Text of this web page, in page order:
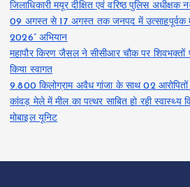
जिलाधिकारी मयूर दीक्षित एवं वरिष्ठ पुलिस अधीक्षक
09 अगस्त से 17 अगस्त तक जनपद में उत्साहपूर्वक
2026” अभियान
महापौर किरण जैसल ने सीसीआर चौक पर शिवभक्तों
किया स्वागत
9.800 किलोग्राम अवैध गांजा के साथ 02 आरोपितों
कांवड़ मेले में मील का पत्थर साबित हो रही स्वास्थ्य
मोबाइल यूनिट